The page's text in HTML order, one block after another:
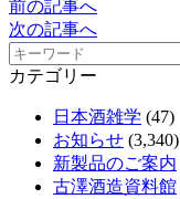
前の記事へ
次の記事へ
カテゴリー
日本酒雑学 (47)
お知らせ (3,340)
新製品のご案内
古澤酒造資料館